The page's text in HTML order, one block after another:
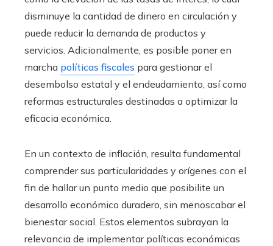
disminuye la cantidad de dinero en circulación y
puede reducir la demanda de productos y
servicios. Adicionalmente, es posible poner en
marcha políticas fiscales para gestionar el
desembolso estatal y el endeudamiento, así como
reformas estructurales destinadas a optimizar la
eficacia económica.
En un contexto de inflación, resulta fundamental
comprender sus particularidades y orígenes con el
fin de hallar un punto medio que posibilite un
desarrollo económico duradero, sin menoscabar el
bienestar social. Estos elementos subrayan la
relevancia de implementar políticas económicas